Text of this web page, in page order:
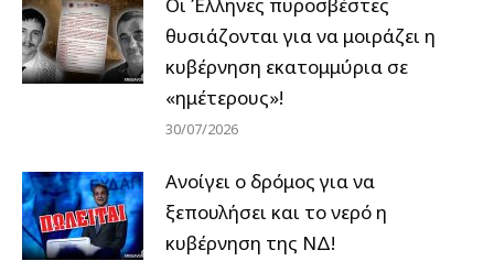
θυσιάζονται για να μοιράζει η
κυβέρνηση εκατομμύρια σε
«ημέτερους»!
30/07/2026
Ανοίγει ο δρόμος για να
ξεπουλήσει και το νερό η
κυβέρνηση της ΝΔ!